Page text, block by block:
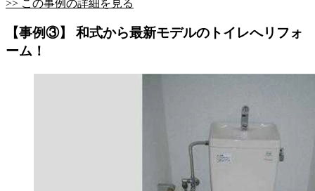
>> この事例の詳細を見る
【事例③】 和式から最新モデルのトイレへリフォ
ーム！